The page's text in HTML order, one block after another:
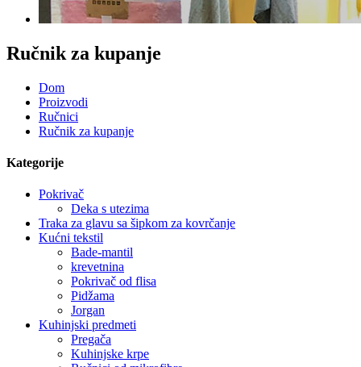
Ručnik za kupanje
Dom
Proizvodi
Ručnici
Ručnik za kupanje
Kategorije
Pokrivač
Deka s utezima
Traka za glavu sa šipkom za kovrčanje
Kućni tekstil
Bade-mantil
krevetnina
Pokrivač od flisa
Pidžama
Jorgan
Kuhinjski predmeti
Pregača
Kuhinjske krpe